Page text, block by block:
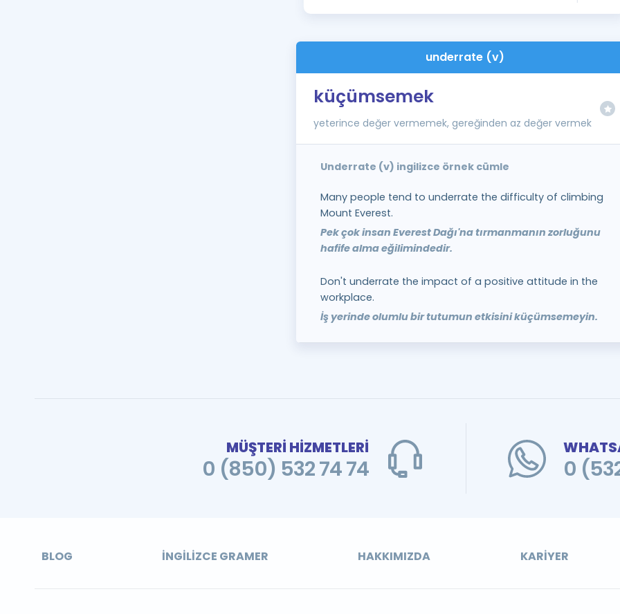
İngilizce
underrate (v)
küçümsemek
yeterince değer vermemek, gereğinden az değer vermek
Underrate (v) ingilizce örnek cümle
Many people tend to underrate the difficulty of climbing
Mount Everest.
Pek çok insan Everest Dağı'na tırmanmanın zorluğunu
hafife alma eğilimindedir.
Don't underrate the impact of a positive attitude in the
workplace.
İş yerinde olumlu bir tutumun etkisini küçümsemeyin.
MÜŞTERİ HİZMETLERİ
0 (850) 532 74 74 0
BLOG İNGILIZCE GRAMER HAKKIMIZDA KARIYER